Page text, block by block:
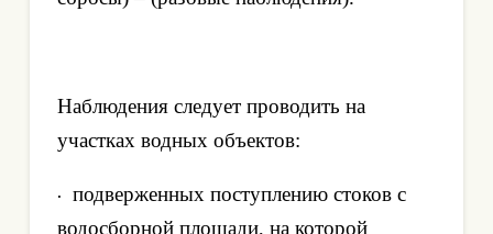
Наблюдения следует проводить на
участках водных объектов:
·
подверженных поступлению стоков с
водосборной площади, на которой